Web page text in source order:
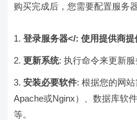
购买完成后，您需要配置服务
登录服务器</: 使用提供商提
更新系统: 执行命令来更新服
安装必要软件: 根据您的网
Apache或Nginx）、数据库软
等。